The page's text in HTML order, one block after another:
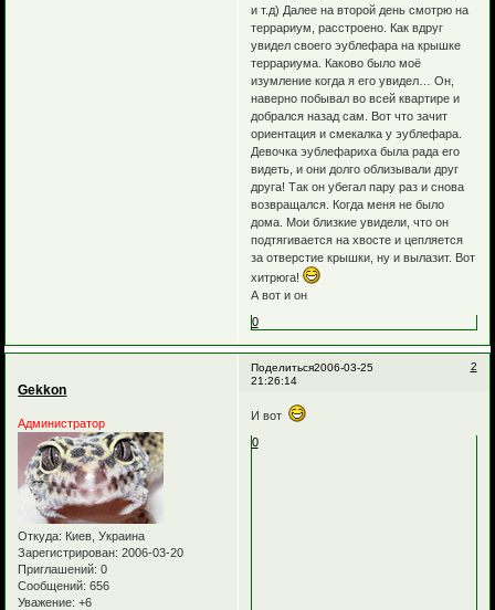
и т.д) Далее на второй день смотрю на
террариум, расстроено. Как вдруг
увидел своего эублефара на крышке
террариума. Каково было моё
изумление когда я его увидел… Он,
наверно побывал во всей квартире и
добрался назад сам. Вот что зачит
ориентация и смекалка у эублефара.
Девочка эублефариха была рада его
видеть, и они долго облизывали друг
друга! Так он убегал пару раз и снова
возвращался. Когда меня не было
дома. Мои близкие увидели, что он
подтягивается на хвосте и цепляется
за отверстие крышки, ну и вылазит. Вот
хитрюга!
А вот и он
0
Поделиться 2
2006-03-25
21:26:14
Gekkon
Администратор
Откуда: Киев, Украина
Зарегистрирован: 2006-03-20
Приглашений: 0
Сообщений: 656
Уважение: +6
И вот
0